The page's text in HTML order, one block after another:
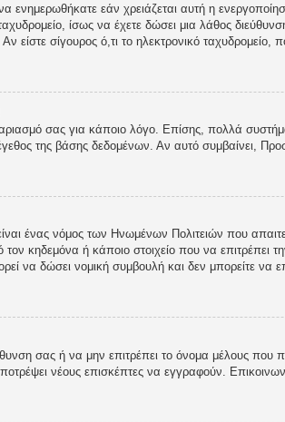
εάν χρειάζεται αυτή η
ίσως να έχετε δώσει μια λάθος
είστε σίγουρος ό,τι το ηλεκτρονικό
σας για κάποιο λόγο. Επίσης, πολλά
της βάσης δεδομένων. Αν αυτό συμβαίνει,
ένας νόμος των Ηνωμένων Πολιτειών που
κηδεμόνα ή κάποιο στοιχείο που να
δώσει νομική συμβουλή και δεν μπορείτε να
σας ή να μην επιτρέπει το όνομα μέλους
νέους επισκέπτες να εγγραφούν.